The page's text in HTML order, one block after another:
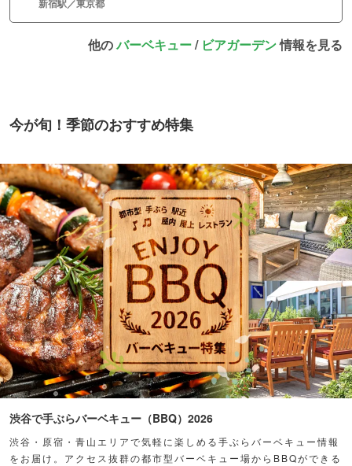
他のバーベキュー/ ビアガーデン情報を見る
今が旬！季節のおすすめ特集
渋谷で手ぶらバーベキュー（BBQ）2026
渋谷・原宿・青山エリアで気軽に楽しめる手ぶらバーベキュー情報
をお届け。アクセス抜群の都市型バーベキュー場からBBQができる